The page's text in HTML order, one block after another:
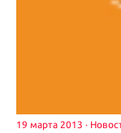
19 марта 2013